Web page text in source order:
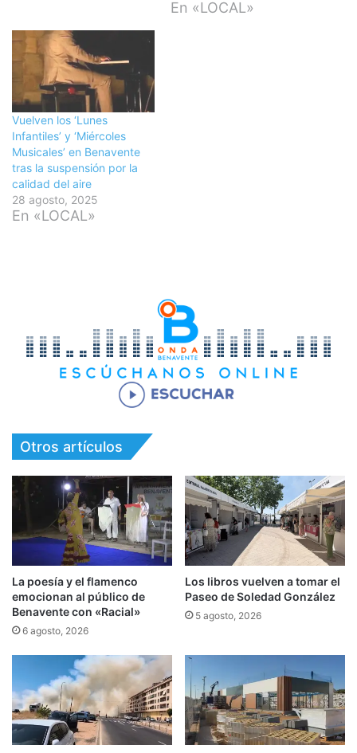
En «LOCAL»
Vuelven los ‘Lunes
Infantiles’ y ‘Miércoles
Musicales’ en Benavente
tras la suspensión por la
calidad del aire
28 agosto, 2025
En «LOCAL»
Otros artículos
La poesía y el flamenco
emocionan al público de
Benavente con «Racial»
6 agosto, 2026
Los libros vuelven a tomar el
Paseo de Soledad González
5 agosto, 2026